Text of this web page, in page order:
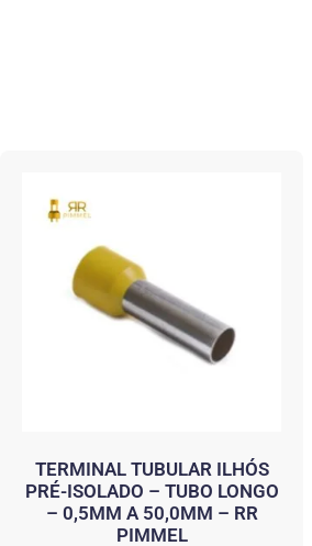
TERMINAL TUBULAR ILHÓS
PRÉ-ISOLADO – TUBO LONGO
– 0,5MM A 50,0MM – RR
PIMMEL